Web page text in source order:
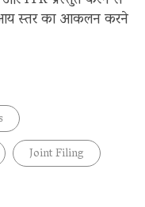
आय स्तर का आकलन करने
Joint Filing